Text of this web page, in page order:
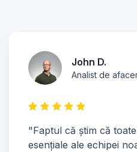
John D.
Analist de
"Faptul că știm că
esențiale ale echipei